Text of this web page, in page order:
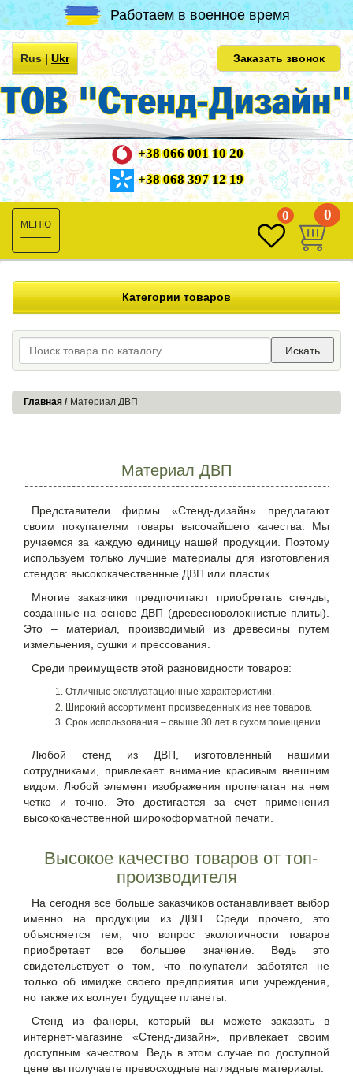
Работаем в военное время
Rus|Ukr Заказать звонок
+38 066 001 10 20
+38 068 397 12 19
Toggle
navigation
0 0
Категории товаров
Искать
Главная Материал ДВП
Материал ДВП
Представители фирмы «Стенд-дизайн» предлагают
своим покупателям товары высочайшего качества. Мы
ручаемся за каждую единицу нашей продукции. Поэтому
используем тольколучшие материалы для изготовления
стендов: высококачественные ДВП или пластик.
Многие заказчики предпочитают приобретать стенды,
созданные на основе ДВП (древесноволокнистые плиты).
Это – материал, производимый из древесины путем
измельчения, сушки и прессования.
Среди преимуществ этой разновидности товаров:
Отличные эксплуатационные характеристики.
Широкий ассортимент произведенных из нее товаров.
Срок использования – свыше 30 лет в сухом помещении.
Любой стенд из ДВП, изготовленный нашими
сотрудниками, привлекает внимание красивым внешним
видом. Любой элемент изображения пропечатан на нем
четко и точно. Это достигается за счет применения
высококачественной широкоформатной печати.
Высокое качество товаров от топ-
производителя
На сегодня все больше заказчиков останавливает выбор
именно на продукции из ДВП. Среди прочего, это
объясняется тем, что вопрос экологичности товаров
приобретает все большее значение. Ведь это
свидетельствует о том, что покупатели заботятся не
только об имидже своего предприятия или учреждения,
но также их волнует будущее планеты.
Стенд из фанеры, который вы можете заказать в
интернет-магазине «Стенд-дизайн», привлекает своим
доступным качеством. Ведь в этом случае по доступной
цене вы получаете превосходные наглядные материалы.